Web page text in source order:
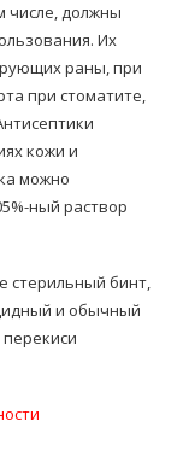
числе, должны
Их
раны, при
при стоматите,
кожи и
можно
ный раствор
стерильный бинт,
и обычный